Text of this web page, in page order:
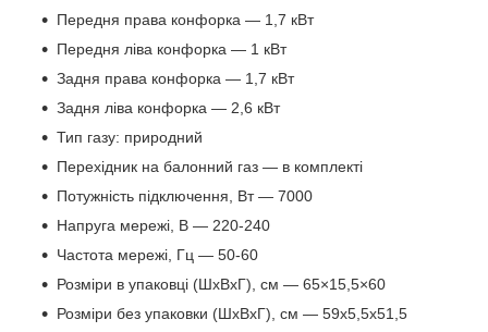
Передня права конфорка — 1,7 кВт
Передня ліва конфорка — 1 кВт
Задня права конфорка — 1,7 кВт
Задня ліва конфорка — 2,6 кВт
Тип газу: природний
Перехідник на балонний газ — в комплекті
Потужність підключення, Вт — 7000
Напруга мережі, В — 220-240
Частота мережі, Гц — 50-60
Розміри в упаковці (ШхВхГ), см — 65×15,5×60
Розміри без упаковки (ШхВхГ), см — 59х5,5х51,5